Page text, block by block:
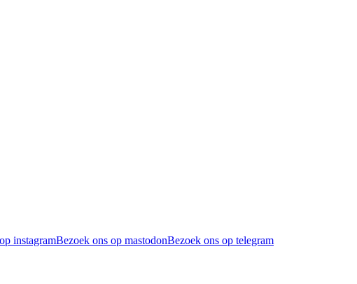
instagramBezoek ons op mastodonBezoek ons op telegram